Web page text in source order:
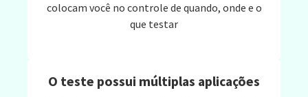
colocam você no controle de quando, onde e o
que testar
O teste possui múltiplas aplicações